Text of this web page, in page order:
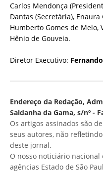
Carlos Mendonça
Dantas (Secretária),
Humberto Gomes de
Hênio de Gouveia.
Diretor Executivo:
Endereço da Redação,
Saldanha da Gama, s/nº -
Os artigos assinados são
seus autores, não
deste jornal.
O nosso noticiário
agências Estado de São